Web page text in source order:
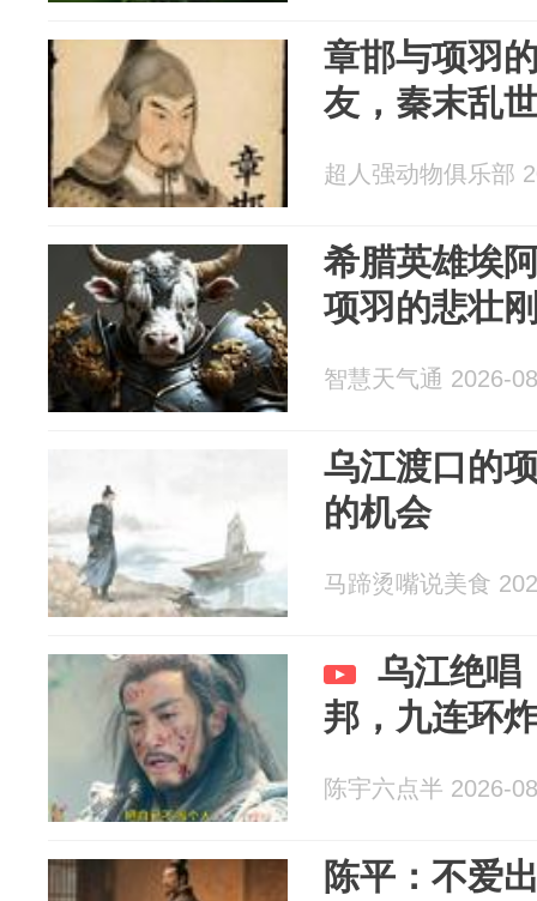
章邯与项羽
友，秦末乱
超人强动物俱乐部
希腊英雄埃
项羽的悲壮
智慧天气通 2026-
乌江渡口的
的机会
马蹄烫嘴说美食
乌江绝唱
邦，九连环
陈宇六点半 2026-
陈平：不爱